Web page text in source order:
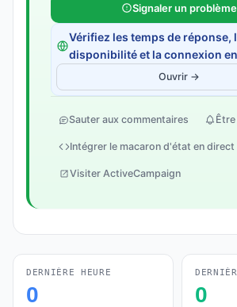
Signaler un problème
Vérifiez les temps de réponse,
disponibilité et la connexion
Ouvrir →
Sauter aux commentaires
Intégrer le macaron d'état en direct
Visiter ActiveCampaign
DERNIÈRE HEURE
0 0